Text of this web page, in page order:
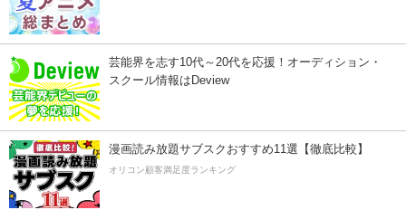
芸能界を志す10代～20代を応援！オーディション・
スクール情報はDeview
漫画読み放題サブスクおすすめ11選【徹底比較】
オリコン顧客満足度ランキング